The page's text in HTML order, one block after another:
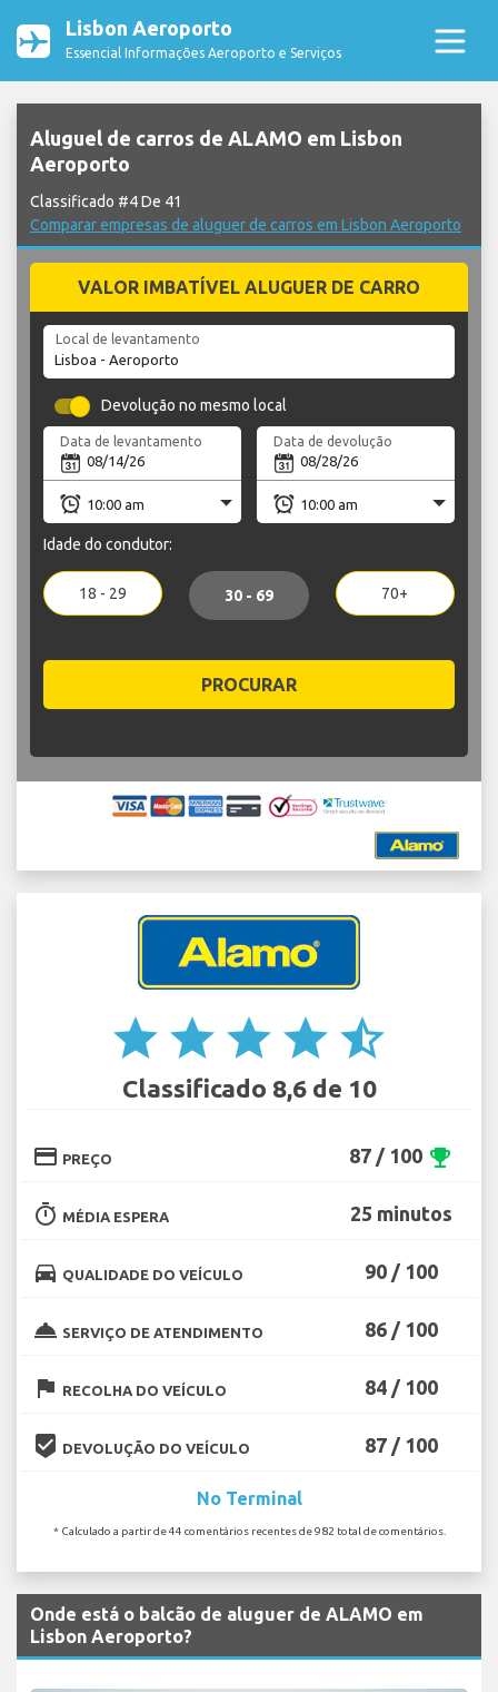
Lisbon Aeroporto
Essencial Informações Aeroporto e Serviços
Aluguel de carros de ALAMO em Lisbon
Aeroporto
Classificado #4 De 41
Comparar empresas de aluguer de carros em Lisbon Aeroporto
VALOR IMBATÍVEL ALUGUER DE CARRO
Local de levantamento
Devolução no mesmo local
Data de levantamento Data de devolução
Idade do condutor:
18 - 29 30 - 69 70+
PROCURAR
star star star star star_half
Classificado 8,6 de 10
credit_card PREÇO 87 / 100 emoji_events
timer MÉDIA ESPERA 25 minutos
directions_car QUALIDADE DO VEÍCULO 90 / 100
room_service SERVIÇO DE ATENDIMENTO 86 / 100
flag RECOLHA DO VEÍCULO 84 / 100
beenhere DEVOLUÇÃO DO VEÍCULO 87 / 100
No Terminal
* Calculado a partir de 44 comentários recentes de 982 total de comentários.
Onde está o balcão de aluguer de ALAMO em
Lisbon Aeroporto?